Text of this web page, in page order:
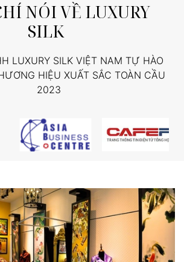
NÓI VỀ LUXURY
SILK
LUXURY SILK VIỆT NAM TỰ HÀO
HIỆU XUẤT SẮC TOÀN CẦU
2023